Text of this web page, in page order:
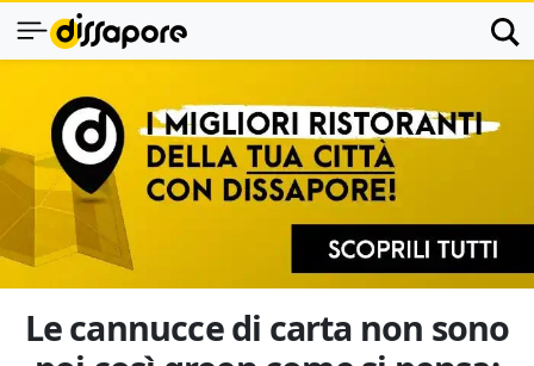
Le cannucce di carta non sono